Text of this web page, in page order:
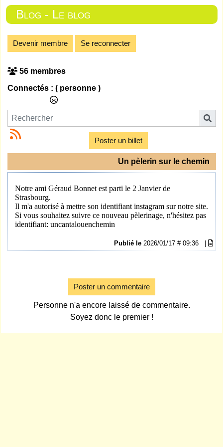
Blog - Le blog
Devenir membre Se reconnecter
56 membres
Connectés : ( personne )
Poster un billet
Un pèlerin sur le chemin
Notre ami Géraud Bonnet est parti le 2 Janvier de
Strasbourg.
Il m'a autorisé à mettre son identifiant instagram sur notre site.
Si vous souhaitez suivre ce nouveau pèlerinage, n'hésitez pas
identifiant: uncantalouenchemin
Publié le 2026/01/17 # 09:36 |
Poster un commentaire
Personne n'a encore laissé de commentaire.
Soyez donc le premier !